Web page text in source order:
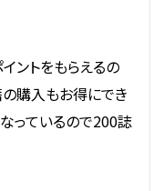
ントをもらえるの
購入もお得にでき
っているので200誌